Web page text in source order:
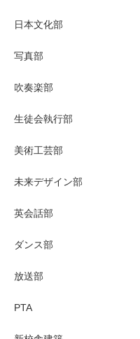
日本文化部
写真部
吹奏楽部
生徒会執行部
美術工芸部
未来デザイン部
英会話部
ダンス部
放送部
PTA